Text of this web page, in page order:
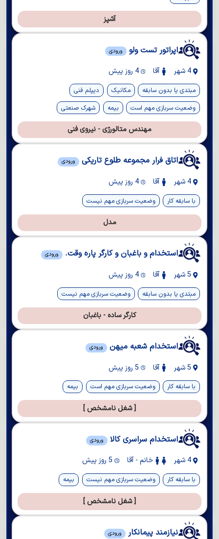
آشپز
اپراتور تست ولو ورودی
4 شهر آقا 4 روز پیش
مبتدی یا بدون سابقه مکانیک
دیپلم فنی
وضعیت سربازی مهم است
بیمه شهرک صنعتی
مهندس متالورژی - نیروی فنی
اتاق فرار مجموعه طلوع تاریکی ورودی
4 شهر آقا 4 روز پیش
با سابقه کار وضعیت سربازی مهم نیست
مدل
استخدام و باغبان و کارگر پاره وقت. ورودی
5 شهر آقا 4 روز پیش
مبتدی یا بدون سابقه وضعیت سربازی مهم نیست
کارگر ساده - باغبان
استخدام شعبه میهن ورودی
5 شهر آقا 5 روز پیش
با سابقه کار وضعیت سربازی مهم است بیمه
[ شغل نامشخص ]
استخدام سراسری کالا ورودی
4 شهر خانم - آقا 5 روز پیش
با سابقه کار وضعیت سربازی مهم نیست بیمه
[ شغل نامشخص ]
نیازمند پیمانکار ورودی